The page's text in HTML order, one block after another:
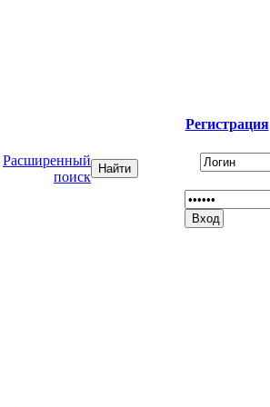
Расширенный
поиск
Регистрация